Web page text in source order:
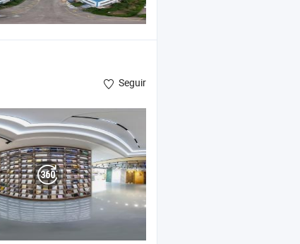
Seguir